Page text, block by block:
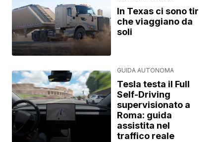
In Texas ci sono tir
che viaggiano da
soli
GUIDA AUTONOMA
Tesla testa il Full
Self-Driving
supervisionato a
Roma: guida
assistita nel
traffico reale